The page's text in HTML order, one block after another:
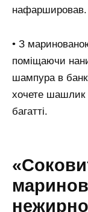
нафаршировав.
• З
поміщаючи
шампура в
хочете шашлик
багатті.